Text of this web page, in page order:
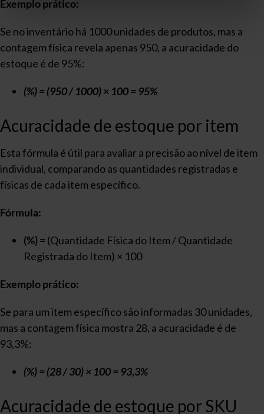
Exemplo prático:
Se no inventário há 1000 unidades de produtos, mas a
contagem física revela apenas 950, a acuracidade do
estoque é de 95%:
(%) = (950 / 1000) × 100 = 95%
Acuracidade de estoque por item
Esta fórmula é útil para avaliar a precisão ao nível de item
individual, comparando as quantidades registradas e
físicas de cada item específico.
Fórmula:
(%) = (Quantidade Física do Item / Quantidade
Registrada do Item) × 100
Exemplo prático:
Se para um item específico são informadas 30 unidades,
mas a contagem física mostra 28, a acuracidade é de
93,3%:
(%) = (28 / 30) × 100 = 93,3%
Acuracidade de estoque por SKU